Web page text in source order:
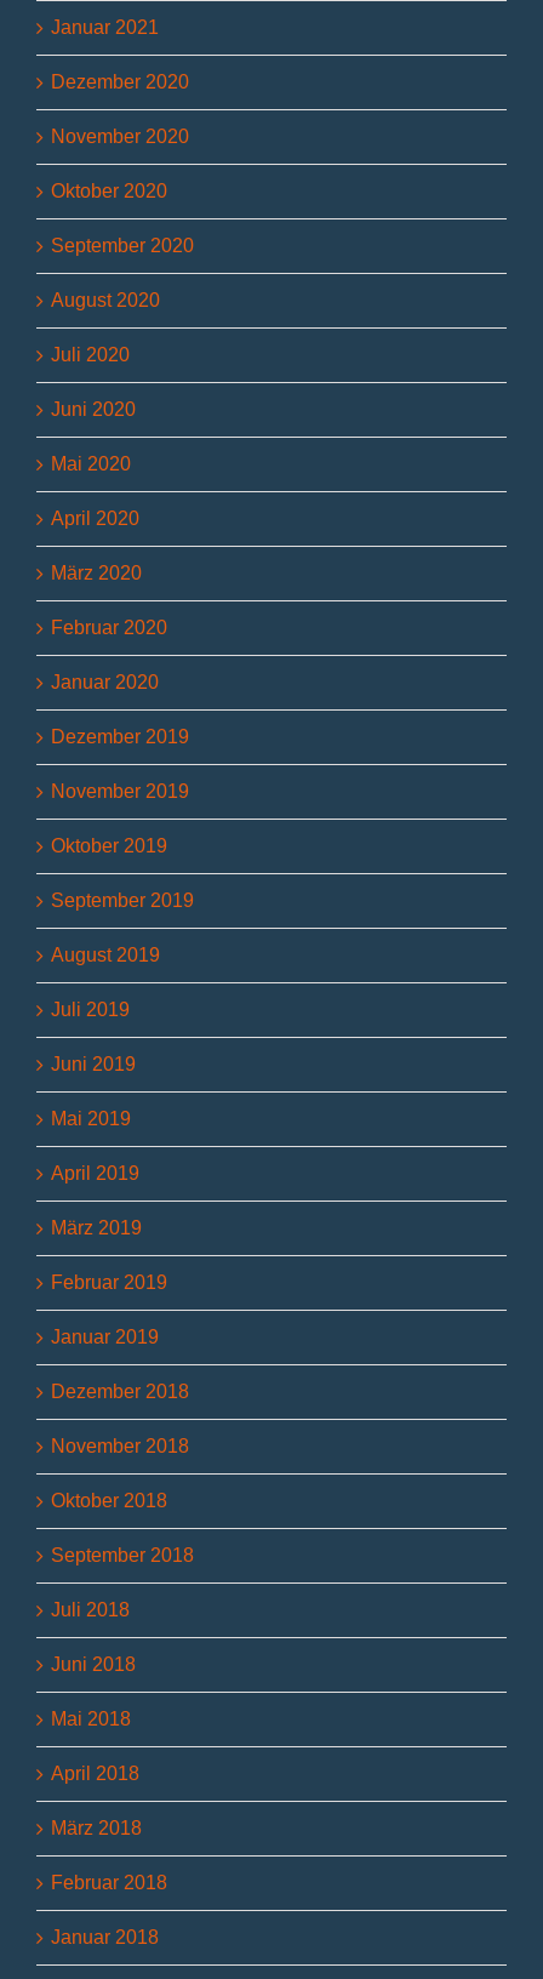
Januar 2021
Dezember 2020
November 2020
Oktober 2020
September 2020
August 2020
Juli 2020
Juni 2020
Mai 2020
April 2020
März 2020
Februar 2020
Januar 2020
Dezember 2019
November 2019
Oktober 2019
September 2019
August 2019
Juli 2019
Juni 2019
Mai 2019
April 2019
März 2019
Februar 2019
Januar 2019
Dezember 2018
November 2018
Oktober 2018
September 2018
Juli 2018
Juni 2018
Mai 2018
April 2018
März 2018
Februar 2018
Januar 2018